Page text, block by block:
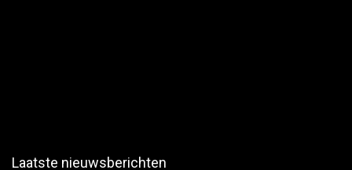
Laatste nieuwsberichten